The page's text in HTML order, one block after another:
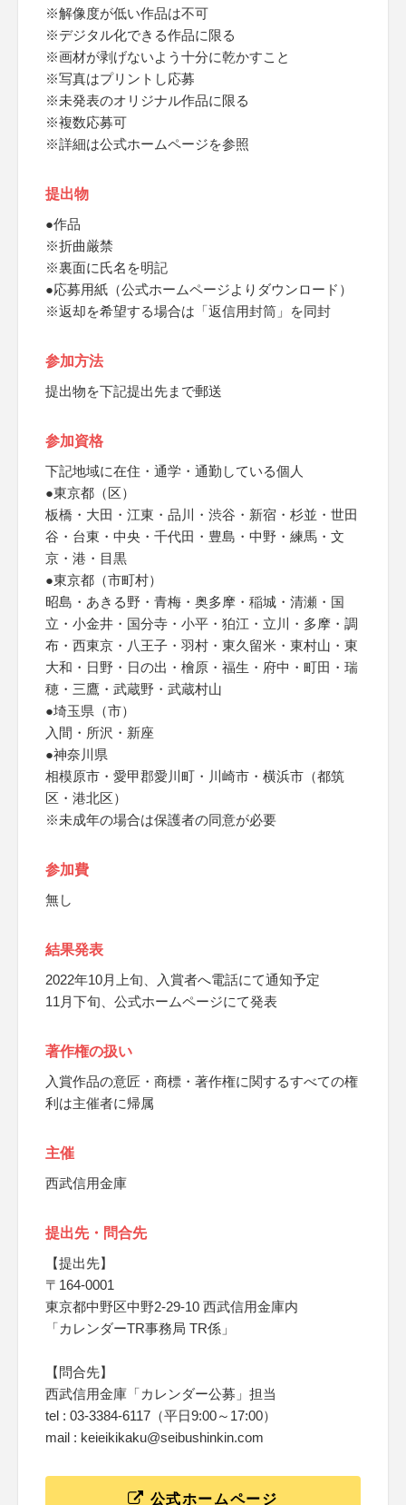
※解像度が低い作品は不可
※デジタル化できる作品に限る
※画材が剥げないよう十分に乾かすこと
※写真はプリントし応募
※未発表のオリジナル作品に限る
※複数応募可
※詳細は公式ホームページを参照
提出物
●作品
※折曲厳禁
※裏面に氏名を明記
●応募用紙（公式ホームページよりダウンロード）
※返却を希望する場合は「返信用封筒」を同封
参加方法
提出物を下記提出先まで郵送
参加資格
下記地域に在住・通学・通勤している個人
●東京都（区）
板橋・大田・江東・品川・渋谷・新宿・杉並・世田
谷・台東・中央・千代田・豊島・中野・練馬・文
京・港・目黒
●東京都（市町村）
昭島・あきる野・青梅・奥多摩・稲城・清瀬・国
立・小金井・国分寺・小平・狛江・立川・多摩・調
布・西東京・八王子・羽村・東久留米・東村山・東
大和・日野・日の出・檜原・福生・府中・町田・瑞
穂・三鷹・武蔵野・武蔵村山
●埼玉県（市）
入間・所沢・新座
●神奈川県
相模原市・愛甲郡愛川町・川崎市・横浜市（都筑
区・港北区）
※未成年の場合は保護者の同意が必要
参加費
無し
結果発表
2022年10月上旬、入賞者へ電話にて通知予定
11月下旬、公式ホームページにて発表
著作権の扱い
入賞作品の意匠・商標・著作権に関するすべての権
利は主催者に帰属
主催
西武信用金庫
提出先・問合先
【提出先】
〒164-0001
東京都中野区中野2-29-10 西武信用金庫内
「カレンダーTR事務局 TR係」
【問合先】
西武信用金庫「カレンダー公募」担当
tel : 03-3384-6117（平日9:00～17:00）
mail : keieikikaku@seibushinkin.com
公式ホームページ